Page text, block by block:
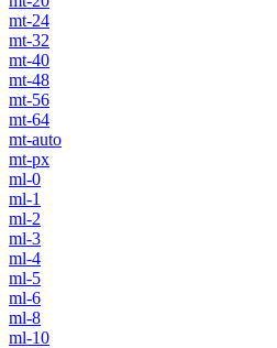
mt-24
mt-32
mt-40
mt-48
mt-56
mt-64
mt-auto
mt-px
ml-0
ml-1
ml-2
ml-3
ml-4
ml-5
ml-6
ml-8
ml-10